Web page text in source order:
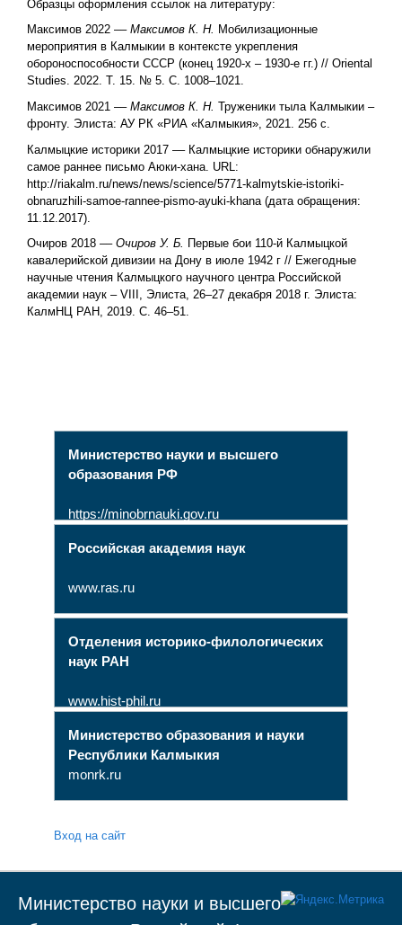
Образцы оформления ссылок на литературу:
Максимов 2022 ––Максимов К. Н. Мобилизационные
мероприятия в Калмыкии в контексте укрепления
обороноспособности СССР (конец 1920-х – 1930-е гг.) // Oriental
Studies. 2022. Т. 15. № 5. С. 1008–1021.
Максимов 2021 ––Максимов К. Н. Труженики тыла Калмыкии –
фронту. Элиста: АУ РК «РИА «Калмыкия», 2021. 256 с.
Калмыцкие историки 2017 –– Калмыцкие историки обнаружили
самое раннее письмо Аюки-хана. URL:
http://riakalm.ru/news/news/science/5771-kalmytskie-istoriki-
obnaruzhili-samoe-rannee-pismo-ayuki-khana (дата обращения:
11.12.2017).
Очиров 2018 ––Очиров У. Б. Первые бои 110-й Калмыцкой
кавалерийской дивизии на Дону в июле 1942 г // Ежегодные
научные чтения Калмыцкого научного центра Российской
академии наук – VIII, Элиста, 26–27 декабря 2018 г. Элиста:
КалмНЦ РАН, 2019. С. 46–51.
Министерство науки и высшего
образования РФ
https://minobrnauki.gov.ru
Российская академия наук
www.ras.ru
Отделения историко-филологических
наук РАН
www.hist-phil.ru
Министерство образования и науки
Республики Калмыкия
monrk.ru
Вход на сайт
Министерство науки и высшего